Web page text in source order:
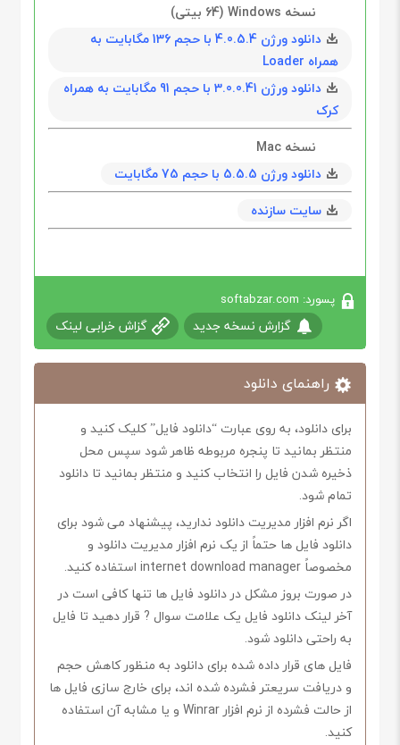
نسخه Windows (64 بیتی)
دانلود ورژن 4.0.5.4 با حجم 136 مگابایت به
همراه Loader
دانلود ورژن 3.0.0.41 با حجم 91 مگابایت به همراه
کرک
نسخه Mac
دانلود ورژن 5.5.5 با حجم 75 مگابایت
سایت سازنده
پسورد: softabzar.com
گزارش نسخه جدید گزاش خرابی لینک
راهنمای دانلود
برای دانلود، به روی عبارت “دانلود فایل” کلیک کنید و
منتظر بمانید تا پنجره مربوطه ظاهر شود سپس محل
ذخیره شدن فایل را انتخاب کنید و منتظر بمانید تا دانلود
تمام شود.
اگر نرم افزار مدیریت دانلود ندارید، پیشنهاد می شود برای
دانلود فایل ها حتماً از یک نرم افزار مدیریت دانلود و
مخصوصاً internet download manager استفاده کنید.
در صورت بروز مشکل در دانلود فایل ها تنها کافی است در
آخر لینک دانلود فایل یک علامت سوال ? قرار دهید تا فایل
به راحتی دانلود شود.
فایل های قرار داده شده برای دانلود به منظور کاهش حجم
و دریافت سریعتر فشرده شده اند، برای خارج سازی فایل ها
از حالت فشرده از نرم افزار Winrar و یا مشابه آن استفاده
کنید.